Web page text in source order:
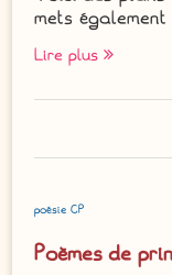
mets
Lire plus
poésie CP
Poèmes de